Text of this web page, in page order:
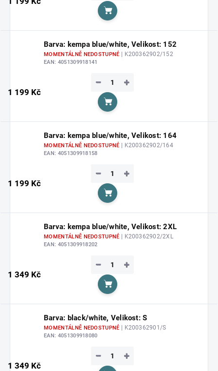
Do košíku
Barva: kempa blue/white, Velikost: 152
MOMENTÁLNĚ NEDOSTUPNÉ | K200362902/152
EAN: 4051309918141
1 199 Kč
+
−
Do košíku
Barva: kempa blue/white, Velikost: 164
MOMENTÁLNĚ NEDOSTUPNÉ | K200362902/164
EAN: 4051309918158
1 199 Kč
+
−
Do košíku
Barva: kempa blue/white, Velikost: 2XL
MOMENTÁLNĚ NEDOSTUPNÉ | K200362902/2XL
EAN: 4051309918202
1 349 Kč
+
−
Do košíku
Barva: black/white, Velikost: S
MOMENTÁLNĚ NEDOSTUPNÉ | K200362901/S
EAN: 4051309918080
1 349 Kč
+
−